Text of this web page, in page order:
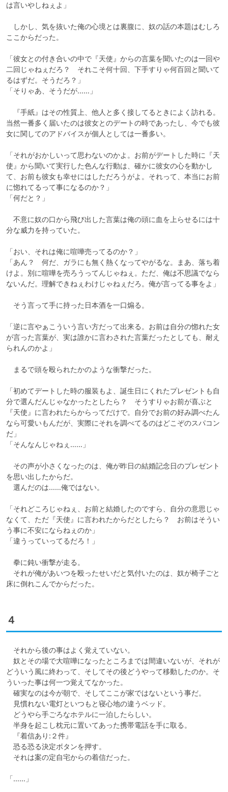
は言いやしねぇよ」
しかし、気を抜いた俺の心境とは裏腹に、奴の話の本題はむしろ
ここからだった。
「彼女との付き合いの中で『天使』からの言葉を聞いたのは一回や
二回じゃねぇだろ？　それこそ何十回、下手すりゃ何百回と聞いて
るはずだ。そうだろ？」
「そりゃあ、そうだが……」
『手紙』はその性質上、他人と多く接してるときによく訪れる。
当然一番多く届いたのは彼女とのデートの時であったし、今でも彼
女に関してのアドバイスが個人としては一番多い。
「それがおかしいって思わないのかよ。お前がデートした時に『天
使』から聞いて実行した色んな行動は、確かに彼女の心を動かし
て、お前も彼女も幸せにはしただろうがよ。それって、本当にお前
に惚れてるって事になるのか？」
「何だと？」
不意に奴の口から飛び出した言葉は俺の頭に血を上らせるには十
分な威力を持っていた。
「おい、それは俺に喧嘩売ってるのか？」
「あん？　何だ、ガラにも無く熱くなってやがるな。まあ、落ち着
けよ。別に喧嘩を売ろうってんじゃねぇ。ただ、俺は不思議でなら
ないんだ。理解できねぇわけじゃねぇだろ。俺が言ってる事をよ」
そう言って手に持った日本酒を一口煽る。
「逆に言やぁこういう言い方だって出来る。お前は自分の惚れた女
が言った言葉が、実は誰かに言わされた言葉だったとしても、耐え
られんのかよ」
まるで頭を殴られたかのような衝撃だった。
「初めてデートした時の服装もよ、誕生日にくれたプレゼントも自
分で選んだんじゃなかったとしたら？　そうすりゃお前が喜ぶと
『天使』に言われたらからってだけで。自分でお前の好み調べたん
なら可愛いもんだが、実際にそれを調べてるのはどこぞのスパコン
だ」
「そんなんじゃねぇ……」
その声が小さくなったのは、俺が昨日の結婚記念日のプレゼント
を思い出したからだ。
選んだのは……俺ではない。
「それどころじゃねぇ、お前と結婚したのですら、自分の意思じゃ
なくて、ただ『天使』に言われたからだとしたら？　お前はそうい
う事に不安にならねぇのか」
「違うっていってるだろ！」
拳に鈍い衝撃が走る。
それが俺があいつを殴ったせいだと気付いたのは、奴が椅子ごと
床に倒れこんでからだった。
４
それから後の事はよく覚えていない。
奴とその場で大喧嘩になったところまでは間違いないが、それが
どういう風に終わって、そしてその後どうやって移動したのか。そ
ういった事は何一つ覚えてなかった。
確実なのは今が朝で、そしてここが家ではないという事だ。
見慣れない電灯といつもと寝心地の違うベッド。
どうやら手ごろなホテルに一泊したらしい。
半身を起こし枕元に置いてあった携帯電話を手に取る。
『着信あり:２件』
恐る恐る決定ボタンを押す。
それは案の定自宅からの着信だった。
「……」